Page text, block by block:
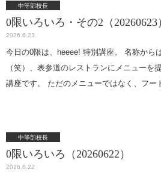
れるランチプレートのメニュー考案に取り
動にあたり、キユーピー株式会社様からも
ております。現在、2回目までの講座を終え
熱心にアイデアを出し合っています。 【第
プト検討初回は、ランチプレートを調理し
いただき、イベントの趣旨についてご説明
実際にランチを食べに来てくださる方を具
ープに分かれてのメニュー検討2回目の講座
ソナとコンセプトをまとめたものを全体で
ップしました。その後、「副菜」「デザー
中等部校長
0限いろいろ・その2（20260623
2026.6.23
今日の0限は、heeee! 特別講座。 名称から
（笑）、表参道のレストランにメニューを
講座です。 ただのメニューではなく、フー
中等部校長
0限いろいろ（20260622）
2026.6.22